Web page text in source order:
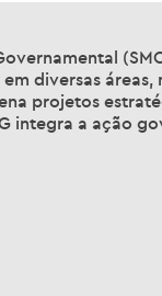
diversas
projetos
integra a ação